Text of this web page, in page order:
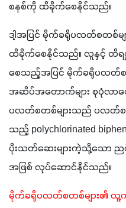
စနစ်ကို ထိခိုက်စေနိုင်သည်။
ဒါ့အပြင် မိုက်ခရိုပလတ်စတ
ထိခိုက်စေနိုင်သည်။ လူနှင့် တိရစ္ဆ
စေသည့်အပြင် မိုက်ခရိုပလတ်စတ
အဆိပ်အတောက်များ စုပုံလာ
ပလတ်စတစ်များသည် ပလတ်စတ
သည့် polychlorinated
ပိုးသတ်ဆေးများကဲ့သို့သော ညစ်
အဖြစ် လုပ်ဆောင်နိုင်သည်။
မိုက်ခရိုပလတ်စတစ်များ၏ လူ့